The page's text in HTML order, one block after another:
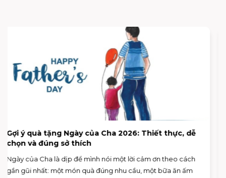
Hưởng ứng Ngày Môi trường Thế giới 5/6: Sống
xanh từ những thói quen nhỏ
Ngày 5/6 hằng năm là Ngày Môi trường Thế giới – dịp để mỗi
người “dừng lại một nhịp” và nhìn lại cách mình đang sống,